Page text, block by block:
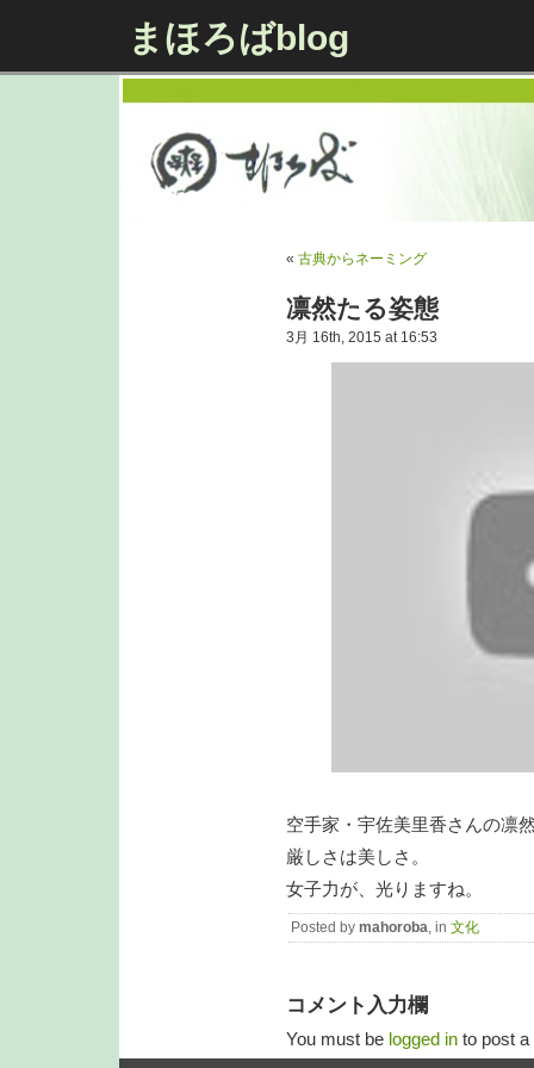
まほろばblog
« 古典からネーミング
凛然たる姿態
3月 16th, 2015 at 16:53
空手家・宇佐美里香さんの凛
厳しさは美しさ。
女子力が、光りますね。
Posted by mahoroba, in 文化
コメント入力欄
You must be logged in to post